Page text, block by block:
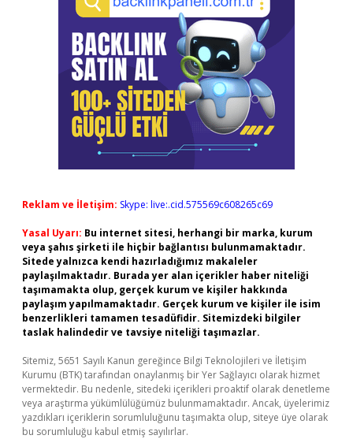
Reklam ve İletişim: Skype: live:.cid.575569c608265c69
Yasal Uyarı: Bu internet sitesi, herhangi bir marka, kurum
veya şahıs şirketi ile hiçbir bağlantısı bulunmamaktadır.
Sitede yalnızca kendi hazırladığımız makaleler
paylaşılmaktadır. Burada yer alan içerikler haber niteliği
taşımamakta olup, gerçek kurum ve kişiler hakkında
paylaşım yapılmamaktadır. Gerçek kurum ve kişiler ile isim
benzerlikleri tamamen tesadüfidir. Sitemizdeki bilgiler
taslak halindedir ve tavsiye niteliği taşımazlar.
Sitemiz, 5651 Sayılı Kanun gereğince Bilgi Teknolojileri ve İletişim
Kurumu (BTK) tarafından onaylanmış bir Yer Sağlayıcı olarak hizmet
vermektedir. Bu nedenle, sitedeki içerikleri proaktif olarak denetleme
veya araştırma yükümlülüğümüz bulunmamaktadır. Ancak, üyelerimiz
yazdıkları içeriklerin sorumluluğunu taşımakta olup, siteye üye olarak
bu sorumluluğu kabul etmiş sayılırlar.